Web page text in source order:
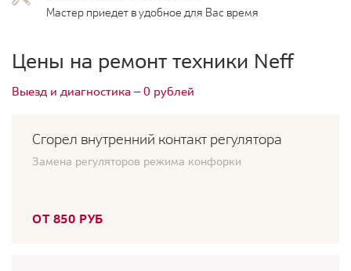
Мастер приедет в удобное для Вас время
Цены на ремонт техники Neff
Выезд и диагностика — 0 рублей
Сгорел внутренний контакт регулятора
Замена регуляторов режима конфорки
ОТ 850 РУБ